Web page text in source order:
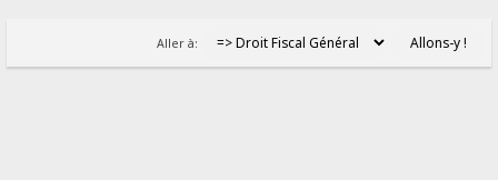
Aller à: